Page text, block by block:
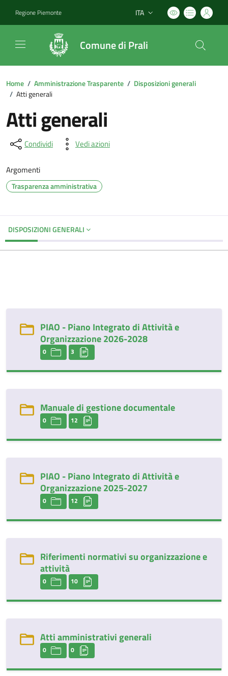
Regione Piemonte Lingua attiva:
ITA
Comune di Prali
Home / Amministrazione Trasparente / Disposizioni generali
/ Atti generali
Atti generali
Condividi Vedi azioni
Argomenti
Trasparenza amministrativa
DISPOSIZIONI GENERALI
PIAO - Piano Integrato di Attività e
Organizzazione 2026-2028
0 3
Manuale di gestione documentale
0 12
PIAO - Piano Integrato di Attività e
Organizzazione 2025-2027
0 12
Riferimenti normativi su organizzazione e
attività
0 10
Atti amministrativi generali
0 0